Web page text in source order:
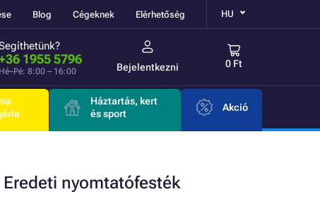
Blog Cégeknek Elérhetőség HU
1955 5796
Hé–Pé: 8:00 – 16:00 Bejelentkezni 0 Ft
Háztartás, kert
és sport
Akció
Eredeti nyomtatófesték